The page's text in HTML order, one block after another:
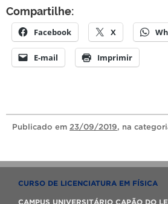
Compartilhe:
Facebook X
E-mail Imprimir
Publicado em 23/09/2019, na
CURSO DE LICENCIATURA EM FÍSICA
CAMPUS UNIVERSITÁRIO CAPÃO DO